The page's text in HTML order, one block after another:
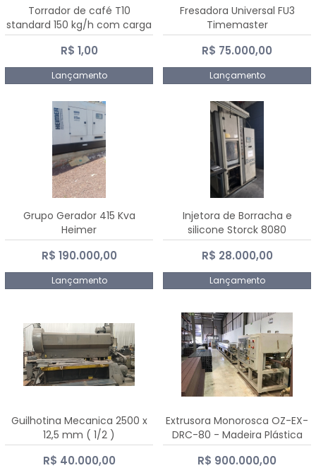
Torrador de café T10
standard 150 kg/h com carga
de 10 kg
R$ 1,00
Lançamento
Fresadora Universal FU3
Timemaster
R$ 75.000,00
Lançamento
Grupo Gerador 415 Kva
Heimer
R$ 190.000,00
Lançamento
Injetora de Borracha e
silicone Storck 8080
R$ 28.000,00
Lançamento
Guilhotina Mecanica 2500 x
12,5 mm ( 1/2 )
R$ 40.000,00
Extrusora Monorosca OZ-EX-
DRC-80 - Madeira Plástica
R$ 900.000,00